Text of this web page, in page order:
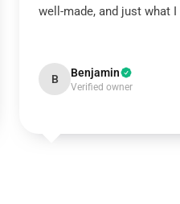
well-made, and just what
B Benjamin
Verified owner